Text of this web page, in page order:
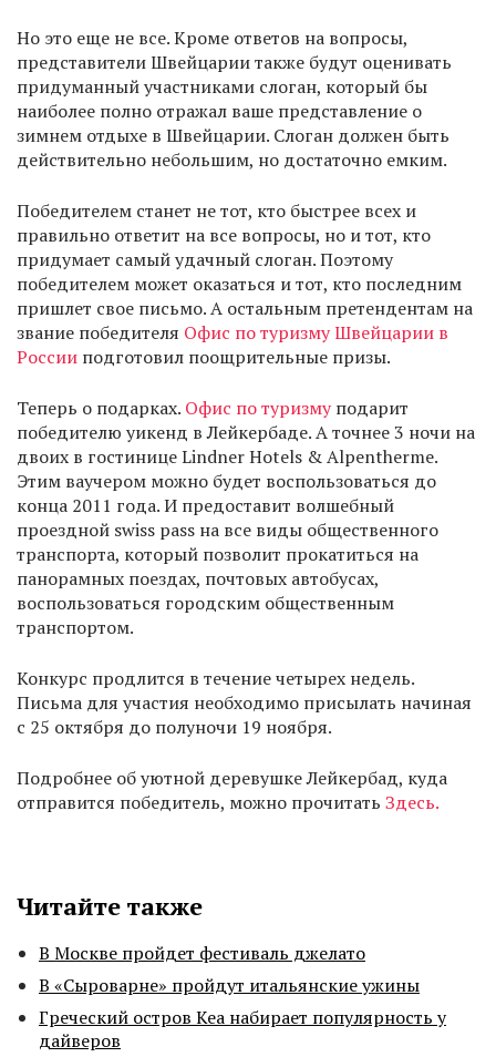
Но это еще не все. Кроме ответов на вопросы,
представители Швейцарии также будут оценивать
придуманный участниками слоган, который бы
наиболее полно отражал ваше представление о
зимнем отдыхе в Швейцарии. Слоган должен быть
действительно небольшим, но достаточно емким.
Победителем станет не тот, кто быстрее всех и
правильно ответит на все вопросы, но и тот, кто
придумает самый удачный слоган. Поэтому
победителем может оказаться и тот, кто последним
пришлет свое письмо. А остальным претендентам на
звание победителя Офис по туризму Швейцарии в
России подготовил поощрительные призы.
Теперь о подарках. Офис по туризмуподарит
победителю уикенд в Лейкербаде. А точнее 3 ночи на
двоих в гостинице Lindner Hotels & Alpentherme.
Этим ваучером можно будет воспользоваться до
конца 2011 года. И предоставит волшебный
проездной swiss pass на все виды общественного
транспорта, который позволит прокатиться на
панорамных поездах, почтовых автобусах,
воспользоваться городским общественным
транспортом.
Конкурс продлится в течение четырех недель.
Письма для участия необходимо присылать начиная
с 25 октября до полуночи 19 ноября.
Подробнее об уютной деревушке Лейкербад, куда
отправится победитель, можно прочитать Здесь.
Читайте также
В Москве пройдет фестиваль джелато
В «Сыроварне» пройдут итальянские ужины
Греческий остров Кеа набирает популярность у
дайверов